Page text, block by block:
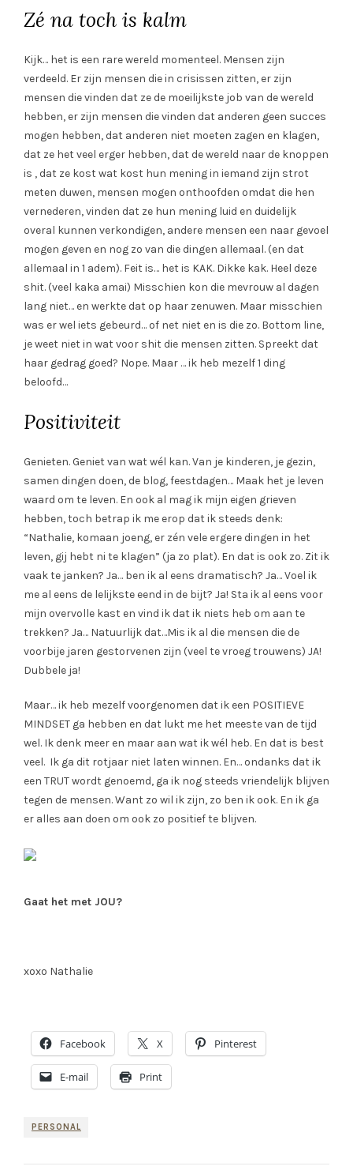
Zé na toch is kalm
Kijk… het is een rare wereld momenteel. Mensen zijn
verdeeld. Er zijn mensen die in crisissen zitten, er zijn
mensen die vinden dat ze de moeilijkste job van de wereld
hebben, er zijn mensen die vinden dat anderen geen succes
mogen hebben, dat anderen niet moeten zagen en klagen,
dat ze het veel erger hebben, dat de wereld naar de knoppen
is , dat ze kost wat kost hun mening in iemand zijn strot
meten duwen, mensen mogen onthoofden omdat die hen
vernederen, vinden dat ze hun mening luid en duidelijk
overal kunnen verkondigen, andere mensen een naar gevoel
mogen geven en nog zo van die dingen allemaal. (en dat
allemaal in 1 adem). Feit is… het is KAK. Dikke kak. Heel deze
shit. (veel kaka amai) Misschien kon die mevrouw al dagen
lang niet… en werkte dat op haar zenuwen. Maar misschien
was er wel iets gebeurd… of net niet en is die zo. Bottom line,
je weet niet in wat voor shit die mensen zitten. Spreekt dat
haar gedrag goed? Nope. Maar … ik heb mezelf 1 ding
beloofd…
Positiviteit
Genieten. Geniet van wat wél kan. Van je kinderen, je gezin,
samen dingen doen, de blog, feestdagen… Maak het je leven
waard om te leven. En ook al mag ik mijn eigen grieven
hebben, toch betrap ik me erop dat ik steeds denk:
“Nathalie, komaan joeng, er zén vele ergere dingen in het
leven, gij hebt ni te klagen” (ja zo plat). En dat is ook zo. Zit ik
vaak te janken? Ja… ben ik al eens dramatisch? Ja… Voel ik
me al eens de lelijkste eend in de bijt? Ja! Sta ik al eens voor
mijn overvolle kast en vind ik dat ik niets heb om aan te
trekken? Ja… Natuurlijk dat…Mis ik al die mensen die de
voorbije jaren gestorvenen zijn (veel te vroeg trouwens) JA!
Dubbele ja!
Maar… ik heb mezelf voorgenomen dat ik een POSITIEVE
MINDSET ga hebben en dat lukt me het meeste van de tijd
wel. Ik denk meer en maar aan wat ik wél heb. En dat is best
veel. Ik ga dit rotjaar niet laten winnen. En… ondanks dat ik
een TRUT wordt genoemd, ga ik nog steeds vriendelijk blijven
tegen de mensen. Want zo wil ik zijn, zo ben ik ook. En ik ga
er alles aan doen om ook zo positief te blijven.
Gaat het met JOU?
xoxo Nathalie
Facebook X Pinterest
E-mail Print
PERSONAL